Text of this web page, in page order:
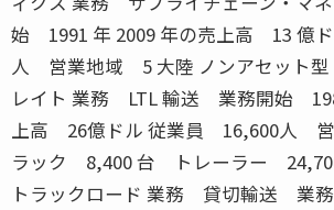
始 1991 年 2009 年の売上高 13 億
人 営業地域 5 大陸 ノンアセット型
レイト 業務 LTL 輸送 業務開始
上高 26億ドル 従業員 16,600人
ラック 8,400 台 トレーラー 24,700
トラックロード 業務 貸切輸送 業